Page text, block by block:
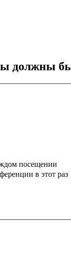
должны
посещении
в этот раз